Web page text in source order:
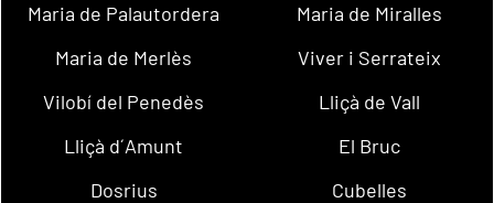
Maria de Palautordera
Maria de Miralles
Maria de Merlès
Viver i Serrateix
Vilobí del Penedès
Lliçà de Vall
Lliçà d´Amunt
El Bruc
Dosrius
Cubelles